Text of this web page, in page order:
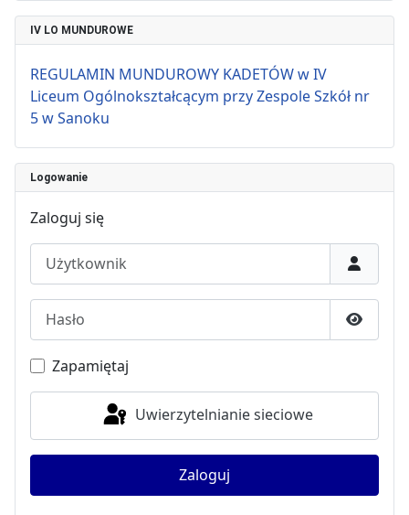
IV LO MUNDUROWE
REGULAMIN MUNDUROWY KADETÓW w IV
Liceum Ogólnokształcącym przy Zespole Szkół nr
5 w Sanoku
Logowanie
Zaloguj się
Użytkownik
Hasło
Pokaż
Zapamiętaj
Uwierzytelnianie sieciowe
Zaloguj